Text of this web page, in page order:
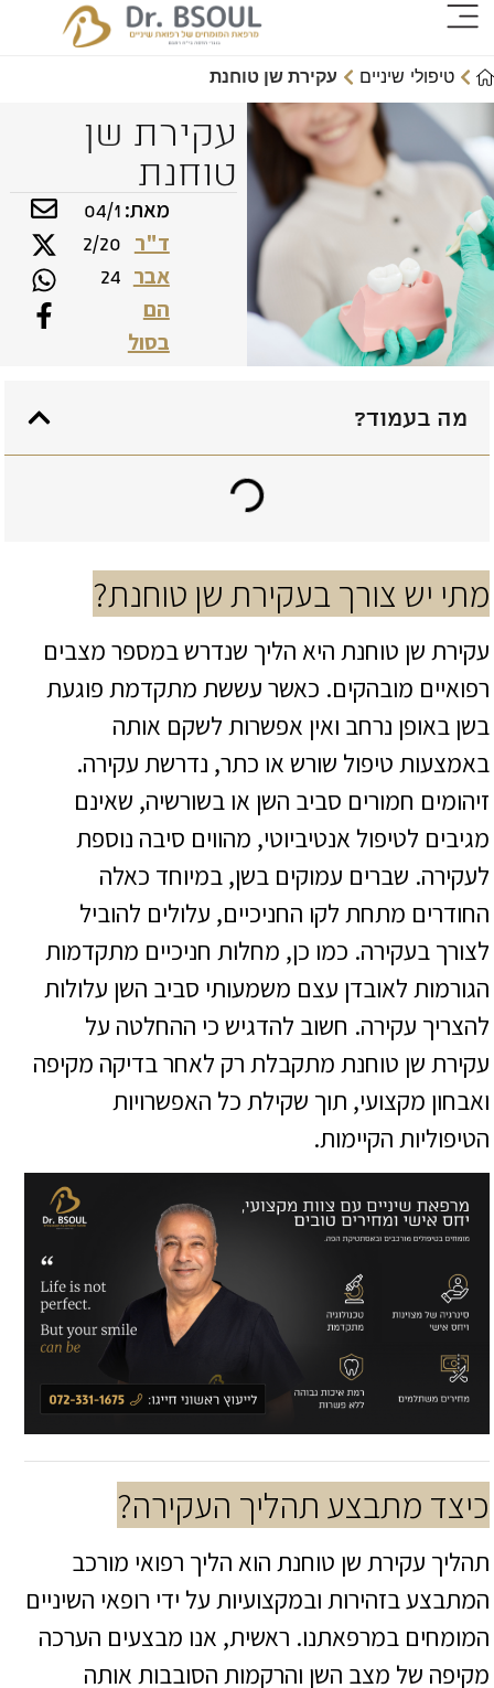
טיפולי שיניים עקירת שן טוחנת
עקירת שן
טוחנת
מאת:
ד"ר
אבר
הם
בסול
04/1
2/20
24
מתי יש צורך בעקירת שן טוחנת?
עקירת שן טוחנת היא הליך שנדרש במספר מצבים
רפואיים מובהקים. כאשר עששת מתקדמת פוגעת
בשן באופן נרחב ואין אפשרות לשקם אותה
באמצעות טיפול שורש או כתר, נדרשת עקירה.
זיהומים חמורים סביב השן או בשורשיה, שאינם
מגיבים לטיפול אנטיביוטי, מהווים סיבה נוספת
לעקירה. שברים עמוקים בשן, במיוחד כאלה
החודרים מתחת לקו החניכיים, עלולים להוביל
לצורך בעקירה. כמו כן, מחלות חניכיים מתקדמות
הגורמות לאובדן עצם משמעותי סביב השן עלולות
להצריך עקירה. חשוב להדגיש כי ההחלטה על
עקירת שן טוחנת מתקבלת רק לאחר בדיקה מקיפה
ואבחון מקצועי, תוך שקילת כל האפשרויות
הטיפוליות הקיימות.
כיצד מתבצע תהליך העקירה?
תהליך עקירת שן טוחנת הוא הליך רפואי מורכב
המתבצע בזהירות ובמקצועיות על ידי רופאי השיניים
המומחים במרפאתנו. ראשית, אנו מבצעים הערכה
מקיפה של מצב השן והרקמות הסובבות אותה
מה בעמוד?